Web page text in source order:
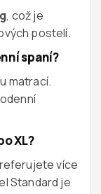
, což je
postelí.
spaní?
matrací.
XL?
více
Standard je